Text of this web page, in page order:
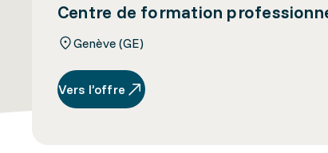
Centre de formation
Genève (GE)
Vers l’offre